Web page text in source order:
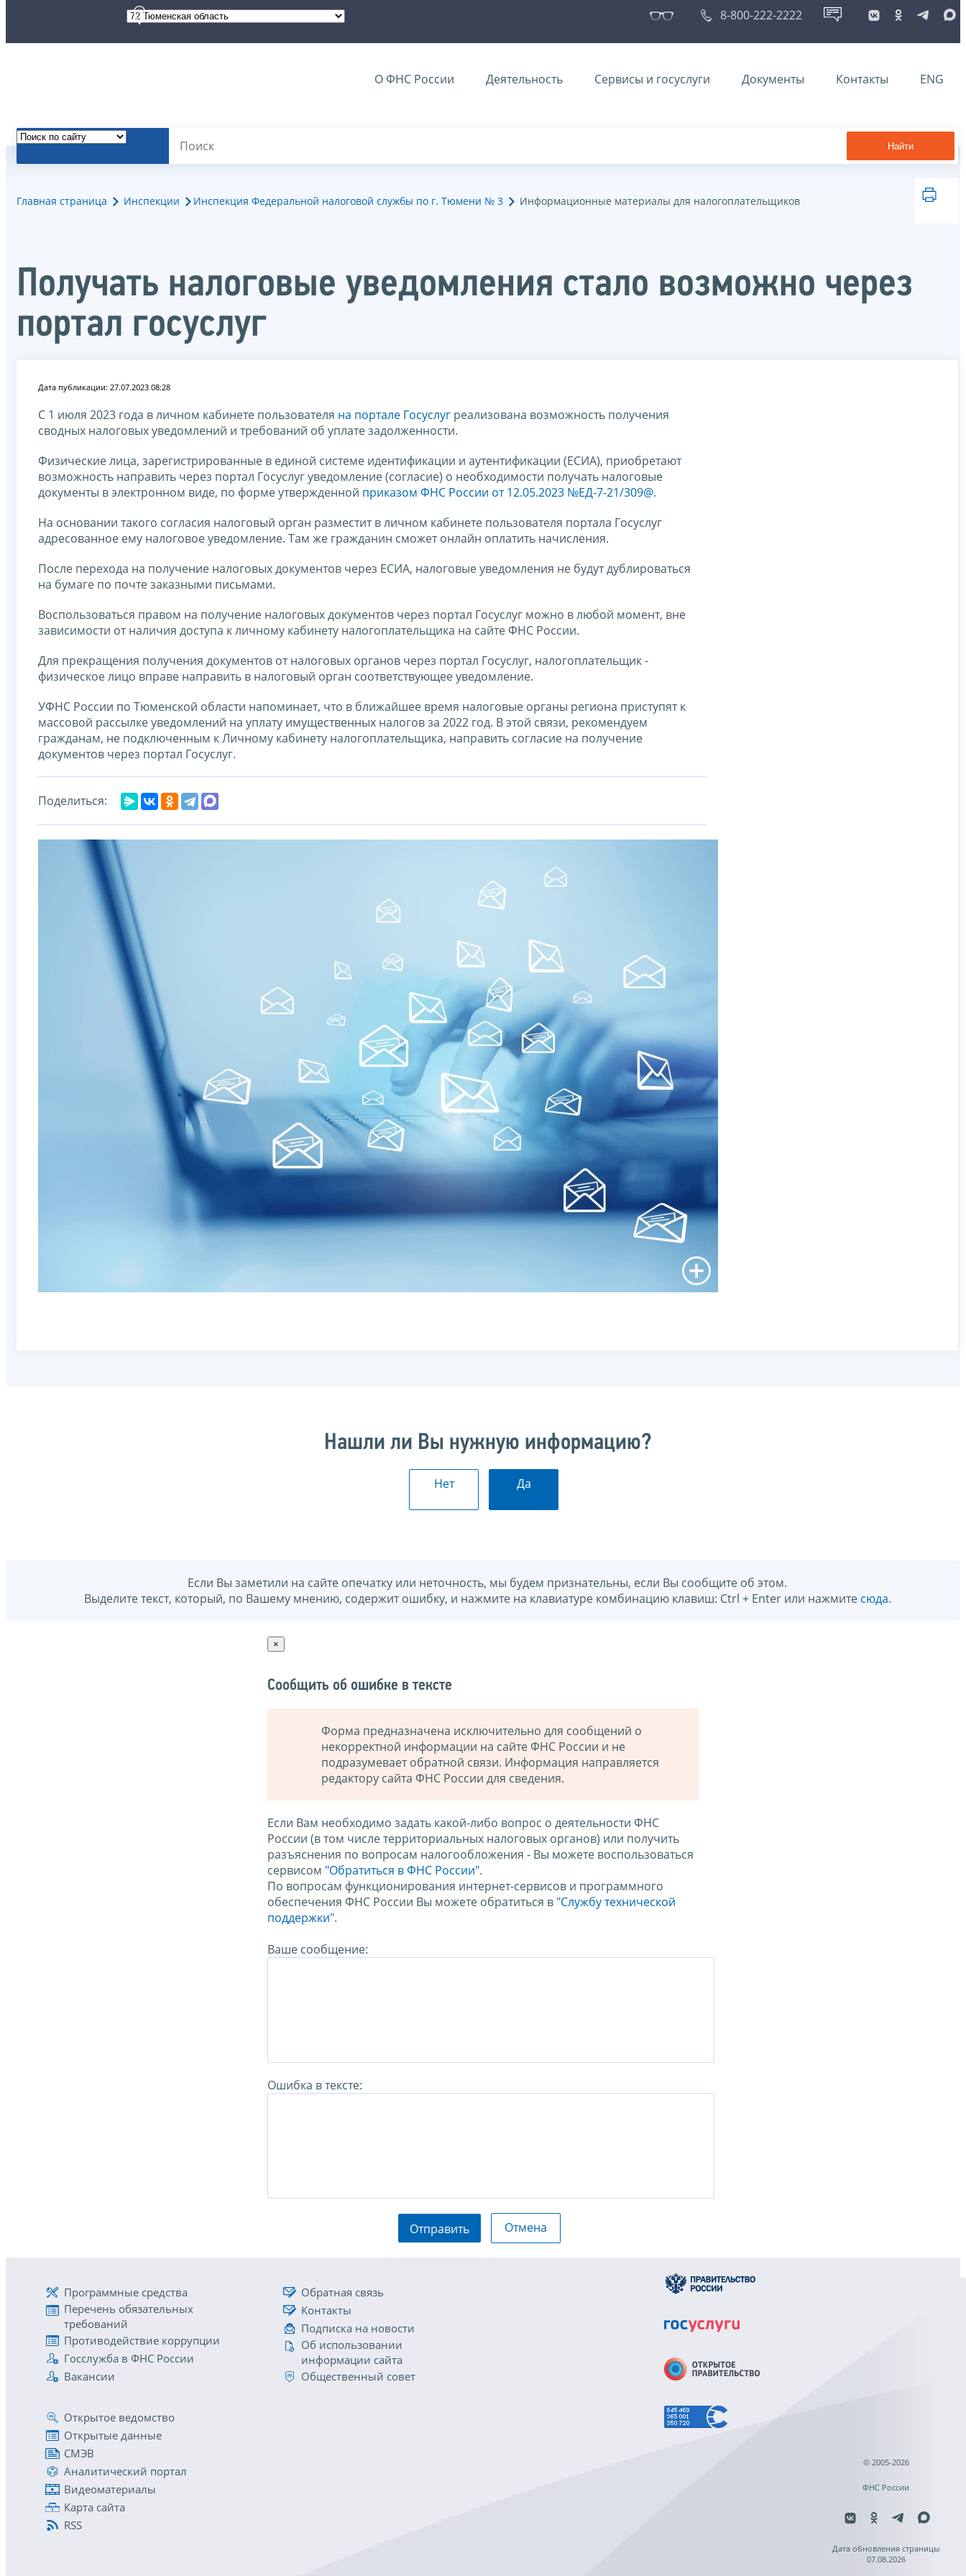
8-800-222-2222
О ФНС России Деятельность Сервисы и госуслуги Документы Контакты ENG
Найти
Главная страница Инспекции Инспекция Федеральной налоговой службы по г. Тюмени № 3 Информационные материалы для налогоплательщиков
Получать налоговые уведомления стало возможно через
портал госуслуг
Дата публикации: 27.07.2023 08:28
С 1 июля 2023 года в личном кабинете пользователя на портале Госуслуг реализована возможность получения
сводных налоговых уведомлений и требований об уплате задолженности.
Физические лица, зарегистрированные в единой системе идентификации и аутентификации (ЕСИА), приобретают
возможность направить через портал Госуслуг уведомление (согласие) о необходимости получать налоговые
документы в электронном виде, по форме утвержденной приказом ФНС России от 12.05.2023 №ЕД-7-21/309@.
На основании такого согласия налоговый орган разместит в личном кабинете пользователя портала Госуслуг
адресованное ему налоговое уведомление. Там же гражданин сможет онлайн оплатить начисления.
После перехода на получение налоговых документов через ЕСИА, налоговые уведомления не будут дублироваться
на бумаге по почте заказными письмами.
Воспользоваться правом на получение налоговых документов через портал Госуслуг можно в любой момент, вне
зависимости от наличия доступа к личному кабинету налогоплательщика на сайте ФНС России.
Для прекращения получения документов от налоговых органов через портал Госуслуг, налогоплательщик -
физическое лицо вправе направить в налоговый орган соответствующее уведомление.
УФНС России по Тюменской области напоминает, что в ближайшее время налоговые органы региона приступят к
массовой рассылке уведомлений на уплату имущественных налогов за 2022 год. В этой связи, рекомендуем
гражданам, не подключенным к Личному кабинету налогоплательщика, направить согласие на получение
документов через портал Госуслуг.
Поделиться:
Нашли ли Вы нужную информацию?
Нет Да
Если Вы заметили на сайте опечатку или неточность, мы будем признательны, если Вы сообщите об этом.
Выделите текст, который, по Вашему мнению, содержит ошибку, и нажмите на клавиатуре комбинацию клавиш: Ctrl + Enter или нажмите сюда.
×
Сообщить об ошибке в тексте
Форма предназначена исключительно для сообщений о
некорректной информации на сайте ФНС России и не
подразумевает обратной связи. Информация направляется
редактору сайта ФНС России для сведения.
Если Вам необходимо задать какой-либо вопрос о деятельности ФНС
России (в том числе территориальных налоговых органов) или получить
разъяснения по вопросам налогообложения - Вы можете воспользоваться
сервисом "Обратиться в ФНС России".
По вопросам функционирования интернет-сервисов и программного
обеспечения ФНС России Вы можете обратиться в "Службу технической
поддержки".
Ваше сообщение:
Ошибка в тексте:
Отправить Отмена
Программные средства
Перечень обязательных
требований
Противодействие коррупции
Госслужба в ФНС России
Вакансии
Обратная связь
Контакты
Подписка на новости
Об использовании
информации сайта
Общественный совет
Открытое ведомство
Открытые данные
СМЭВ
Аналитический портал
Видеоматериалы
Карта сайта
RSS
© 2005-2026
ФНС России
Дата обновления страницы
07.08.2026